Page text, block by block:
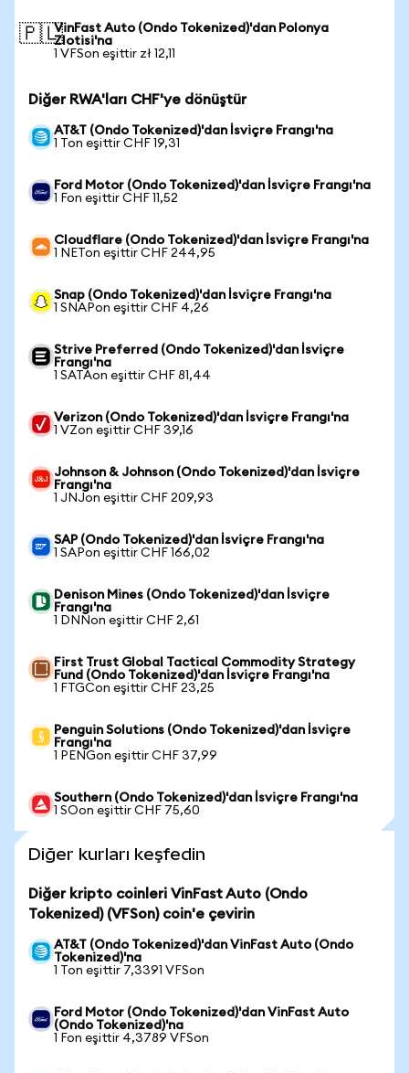
🇵🇱VinFast Auto (Ondo Tokenized)'dan Polonya
Zlotisi'na
1 VFSon eşittir zł 12,11
Diğer RWA'ları CHF'ye dönüştür
AT&T (Ondo Tokenized)'dan İsviçre Frangı'na
1 Ton eşittir CHF 19,31
Ford Motor (Ondo Tokenized)'dan İsviçre Frangı'na
1 Fon eşittir CHF 11,52
Cloudflare (Ondo Tokenized)'dan İsviçre Frangı'na
1 NETon eşittir CHF 244,95
Snap (Ondo Tokenized)'dan İsviçre Frangı'na
1 SNAPon eşittir CHF 4,26
Strive Preferred (Ondo Tokenized)'dan İsviçre
Frangı'na
1 SATAon eşittir CHF 81,44
Verizon (Ondo Tokenized)'dan İsviçre Frangı'na
1 VZon eşittir CHF 39,16
Johnson & Johnson (Ondo Tokenized)'dan İsviçre
Frangı'na
1 JNJon eşittir CHF 209,93
SAP (Ondo Tokenized)'dan İsviçre Frangı'na
1 SAPon eşittir CHF 166,02
Denison Mines (Ondo Tokenized)'dan İsviçre
Frangı'na
1 DNNon eşittir CHF 2,61
First Trust Global Tactical Commodity Strategy
Fund (Ondo Tokenized)'dan İsviçre Frangı'na
1 FTGCon eşittir CHF 23,25
Penguin Solutions (Ondo Tokenized)'dan İsviçre
Frangı'na
1 PENGon eşittir CHF 37,99
Southern (Ondo Tokenized)'dan İsviçre Frangı'na
1 SOon eşittir CHF 75,60
Diğer kurları keşfedin
Diğer kripto coinleri VinFast Auto (Ondo
Tokenized) (VFSon) coin'e çevirin
AT&T (Ondo Tokenized)'dan VinFast Auto (Ondo
Tokenized)'na
1 Ton eşittir 7,3391 VFSon
Ford Motor (Ondo Tokenized)'dan VinFast Auto
(Ondo Tokenized)'na
1 Fon eşittir 4,3789 VFSon